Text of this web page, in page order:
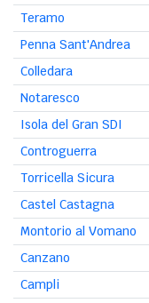
Teramo
Penna Sant'Andrea
Colledara
Notaresco
Isola del Gran SDI
Controguerra
Torricella Sicura
Castel Castagna
Montorio al Vomano
Canzano
Campli